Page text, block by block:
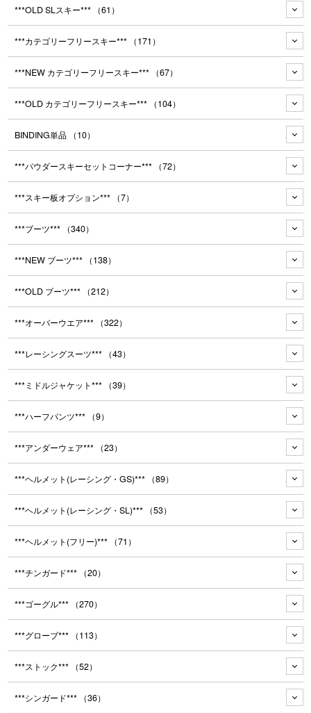
***OLD SLスキー*** （61）
***カテゴリーフリースキー*** （171）
***NEW カテゴリーフリースキー*** （67）
***OLD カテゴリーフリースキー*** （104）
BINDING単品 （10）
***パウダースキーセットコーナー*** （72）
***スキー板オプション*** （7）
***ブーツ*** （340）
***NEW ブーツ*** （138）
***OLD ブーツ*** （212）
***オーバーウエア*** （322）
***レーシングスーツ*** （43）
***ミドルジャケット*** （39）
***ハーフパンツ*** （9）
***アンダーウェア*** （23）
***ヘルメット(レーシング・GS)*** （89）
***ヘルメット(レーシング・SL)*** （53）
***ヘルメット(フリー)*** （71）
***チンガード*** （20）
***ゴーグル*** （270）
***グローブ*** （113）
***ストック*** （52）
***シンガード*** （36）